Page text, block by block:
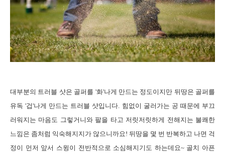
대부분의 트러블 샷은 골퍼를 '화'나게 만드는 정도이지만 뒤땅은 골퍼를
유독 '겁'나게 만드는 트러블 샷입니다 힘없이 굴러가는 공 때문에 부끄
러워지는 마음도 그렇거니와 팔을 타고 저릿저릿하게 전해지는 불쾌한
느낌은 좀처럼 익숙해지지가 않으니까요 ! 뒤땅을 몇 번 반복하고 나면 걱
정이 먼저 앞서 스윙이 전반적으로 소심해지기도 하는데요~ 골치 아픈